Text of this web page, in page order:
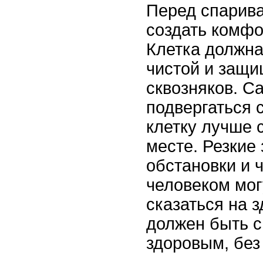
Перед
создать
Клетка
чистой и
сквозняков.
подвергаться
клетку лучше
месте. Резкие
обстановки и
человеком
сказаться на
должен быть
здоровым, без